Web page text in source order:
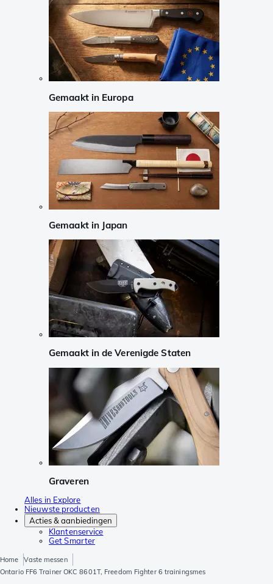
Gemaakt in Europa
Gemaakt in Japan
Gemaakt in de Verenigde Staten
Graveren
Alles in Explore
Nieuwste producten
Acties & aanbiedingen
Klantenservice
Get Smarter
Home
Vaste messen
Ontario FF6 Trainer OKC 8601T, Freedom Fighter 6 trainingsmes